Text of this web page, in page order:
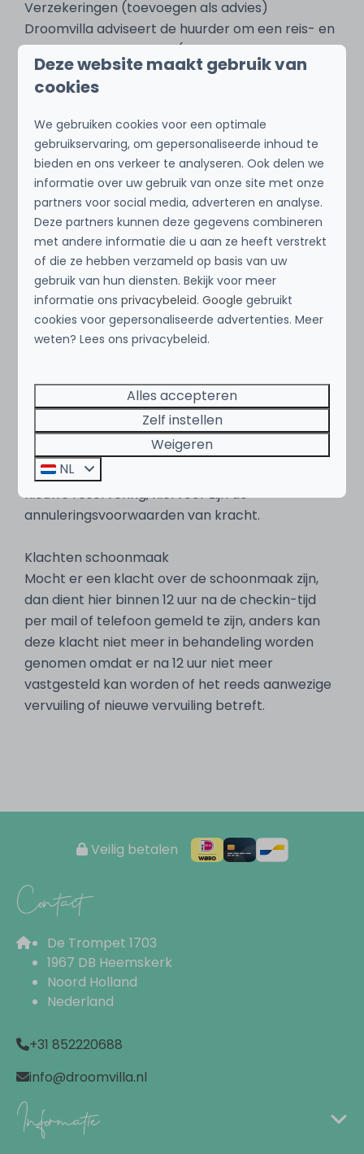
Verzekeringen (toevoegen als advies)
Droomvilla adviseert de huurder om een reis- en
annuleringsverzekering (eventueel met
werelddekking) af te sluiten.
De ondernemer is niet aansprakelijk voor
gevolgen van extreme weersinvloeden of andere
vormen van overmacht.
Evenals stakingen, storm of waterschade,
inbraak of overval, bouwactiviteiten in de
omgeving, oorlog (dreigingen), brand ed.
Wijzigingen
Bij het wijzigen van een reservering door de
huurder, wordt een bedrag van €50 aan
wijzigingskosten in rekening gebracht. Naast de
veranderen doordat de reservering in een
goedkopere of duurdere periode valt of er meer
of minder personen, toeristenbelasting, linnen ed
meegeteld worden. Het wijzigen van een
accommodatie betreft een annulering en een
nieuwe reservering, hiervoor zijn de
annuleringsvoorwaarden van kracht.
Klachten schoonmaak
Mocht er een klacht over de schoonmaak zijn,
dan dient hier binnen 12 uur na de checkin-tijd
per mail of telefoon gemeld te zijn, anders kan
deze klacht niet meer in behandeling worden
genomen omdat er na 12 uur niet meer
vastgesteld kan worden of het reeds aanwezige
vervuiling of nieuwe vervuiling betreft.
Veilig betalen
Contact
De Trompet 1703
1967 DB Heemskerk
Noord Holland
Nederland
+31 852220688
info@droomvilla.nl
Informatie
Deze website maakt gebruik van
cookies
We gebruiken cookies voor een optimale
gebruikservaring, om gepersonaliseerde inhoud te
bieden en ons verkeer te analyseren. Ook delen we
informatie over uw gebruik van onze site met onze
partners voor social media, adverteren en analyse.
Deze partners kunnen deze gegevens combineren
met andere informatie die u aan ze heeft verstrekt
of die ze hebben verzameld op basis van uw
gebruik van hun diensten. Bekijk voor meer
informatie onsprivacybeleid.Google gebruikt
cookies voor gepersonaliseerde advertenties. Meer
weten? Lees ons privacybeleid.
Alles accepteren
Zelf instellen
Weigeren
NL